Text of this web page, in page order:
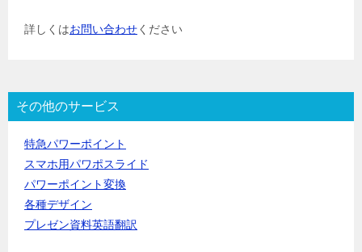
詳しくはお問い合わせください
その他のサービス
特急パワーポイント
スマホ用パワポスライド
パワーポイント変換
各種デザイン
プレゼン資料英語翻訳